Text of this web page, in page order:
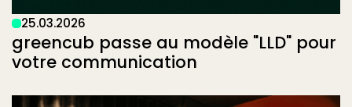
25.03.2026
greencub passe au modèle "LLD" pour
votre communication